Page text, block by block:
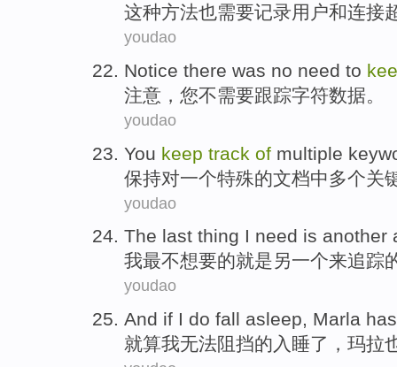
这种方法也需要记录用户和连接
youdao
Notice there was no need to
注意 ，您不需要跟踪字符数据。
youdao
You keep track of multiple
保持对一个特殊的文档中多个关
youdao
The last thing I need is another
我最不想要的就是另一个来追踪
youdao
And if I do fall asleep, Marla
就算我无法阻挡的 入睡了， 玛拉